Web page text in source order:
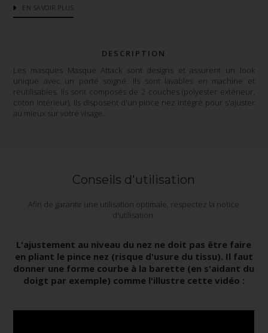
EN SAVOIR PLUS
DESCRIPTION
Les masques Masque Attack sont designs et assurent un look
unique avec un porté soigné. Ils sont lavables en machine et
réutilisables. Ils sont composés de 2 couches (polyester extérieur,
coton intérieur). Ils disposent d'un pince nez intégré pour s'ajuster
au mieux sur votre visage.
Conseils d'utilisation
Afin de garantir une utilisation optimale, respectez la notice
d'utilisation.
L'ajustement au niveau du nez ne doit pas être faire
en pliant le pince nez (risque d'usure du tissu). Il faut
donner une forme courbe à la barette (en s'aidant du
doigt par exemple) comme l'illustre cette vidéo :